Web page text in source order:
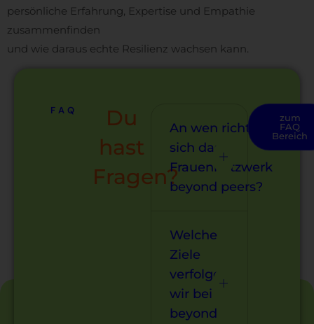
persönliche Erfahrung, Expertise und Empathie
zusammenfinden
und wie daraus echte Resilienz wachsen kann.
FAQ
Du
hast
Fragen?
An wen richtet
sich das
Frauennetzwerk
beyond peers?
Welche
Ziele
verfolgen
wir bei
beyond
zum
FAQ
Bereich